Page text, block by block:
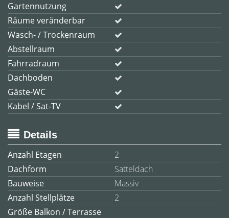
Gartennutzung
Räume veränderbar
Wasch- / Trockenraum
Abstellraum
Fahrradraum
Dachboden
Gäste-WC
Kabel / Sat-TV
Details
Anzahl Etagen
2
Dachform
Satteldach
Bauweise
Massiv
Anzahl Stellplätze
2
Größe Balkon / Terrasse